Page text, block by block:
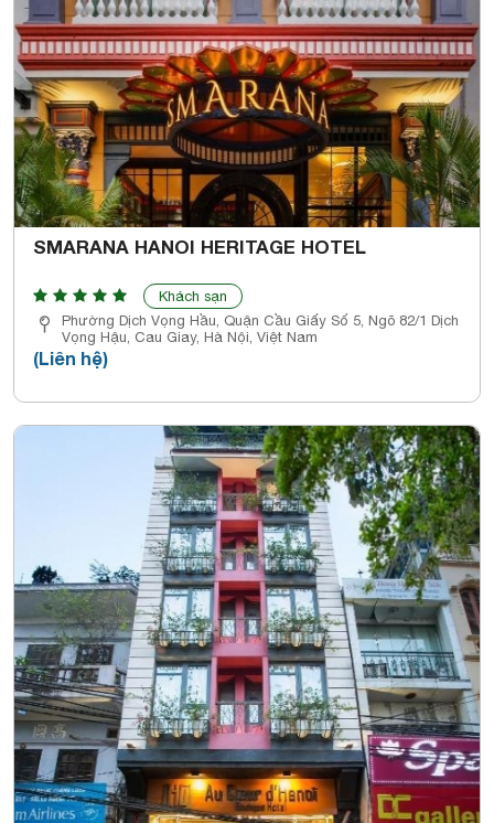
SMARANA HANOI HERITAGE HOTEL
Khách sạn
Phường Dịch Vọng Hầu, Quận Cầu Giấy Số 5, Ngõ 82/1 Dịch
Vọng Hậu, Cau Giay, Hà Nội, Việt Nam
(Liên hệ)